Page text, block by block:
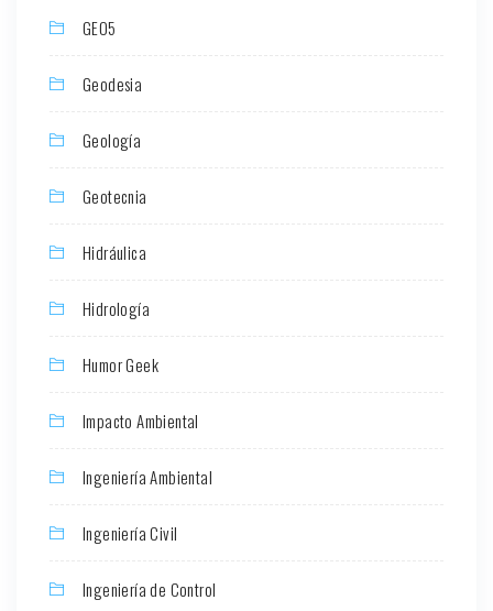
GEO5
Geodesia
Geología
Geotecnia
Hidráulica
Hidrología
Humor Geek
Impacto Ambiental
Ingeniería Ambiental
Ingeniería Civil
Ingeniería de Control